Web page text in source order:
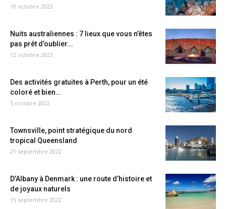
19 octobre 2022
Nuits australiennes : 7 lieux que vous n’êtes
pas prêt d’oublier...
12 octobre 2022
Des activités gratuites à Perth, pour un été
coloré et bien...
5 octobre 2022
Townsville, point stratégique du nord
tropical Queensland
21 septembre 2022
D’Albany à Denmark : une route d’histoire et
de joyaux naturels
15 septembre 2022